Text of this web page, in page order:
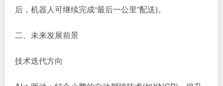
后，机器人可继续完成“最后一公里”配送)。
二、未来发展前景
技术迭代方向​